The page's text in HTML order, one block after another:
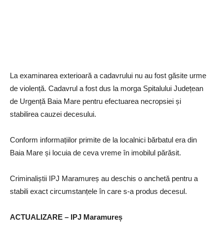
La examinarea exterioară a cadavrului nu au fost găsite urme
de violență. Cadavrul a fost dus la morga Spitalului Județean
de Urgență Baia Mare pentru efectuarea necropsiei și
stabilirea cauzei decesului.
Conform informațiilor primite de la localnici bărbatul era din
Baia Mare și locuia de ceva vreme în imobilul părăsit.
Criminaliștii IPJ Maramureș au deschis o anchetă pentru a
stabili exact circumstanțele în care s-a produs decesul.
ACTUALIZARE – IPJ Maramureș